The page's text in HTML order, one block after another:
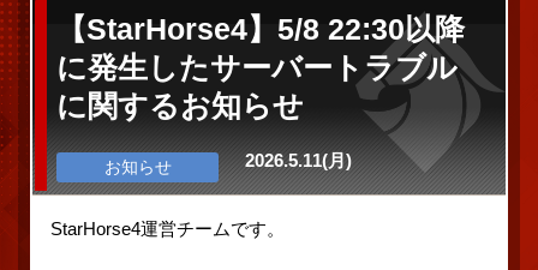
【StarHorse4】5/8 22:30以降
に発生したサーバートラブル
に関するお知らせ
お知らせ 2026.5.11(月)
StarHorse4運営チームです。